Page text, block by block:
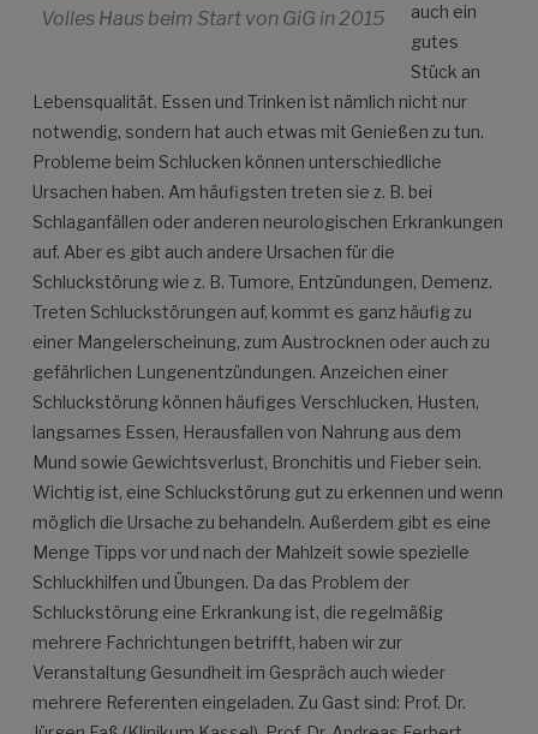
Volles Haus beim Start von GiG in 2015
auch ein
gutes
Stück an
Lebensqualität. Essen und Trinken ist nämlich nicht nur
notwendig, sondern hat auch etwas mit Genießen zu tun.
Probleme beim Schlucken können unterschiedliche
Ursachen haben. Am häufigsten treten sie z. B. bei
Schlaganfällen oder anderen neurologischen Erkrankungen
auf. Aber es gibt auch andere Ursachen für die
Schluckstörung wie z. B. Tumore, Entzündungen, Demenz.
Treten Schluckstörungen auf, kommt es ganz häufig zu
einer Mangelerscheinung, zum Austrocknen oder auch zu
gefährlichen Lungenentzündungen. Anzeichen einer
Schluckstörung können häufiges Verschlucken, Husten,
langsames Essen, Herausfallen von Nahrung aus dem
Mund sowie Gewichtsverlust, Bronchitis und Fieber sein.
Wichtig ist, eine Schluckstörung gut zu erkennen und wenn
möglich die Ursache zu behandeln. Außerdem gibt es eine
Menge Tipps vor und nach der Mahlzeit sowie spezielle
Schluckhilfen und Übungen. Da das Problem der
Schluckstörung eine Erkrankung ist, die regelmäßig
mehrere Fachrichtungen betrifft, haben wir zur
Veranstaltung Gesundheit im Gespräch auch wieder
mehrere Referenten eingeladen. Zu Gast sind: Prof. Dr.